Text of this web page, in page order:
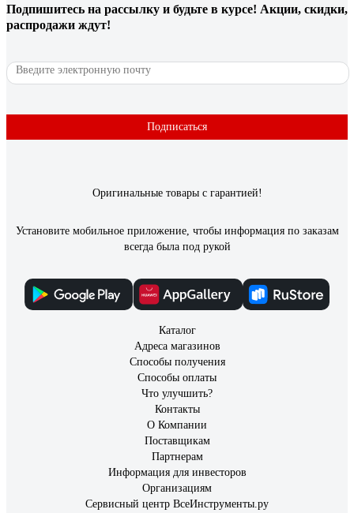
Подпишитесь на рассылку и будьте в курсе! Акции, скидки,
распродажи ждут!
Подписаться
Оригинальные товары с гарантией!
Установите мобильное приложение, чтобы информация по заказам
всегда была под рукой
Каталог
Адреса магазинов
Способы получения
Способы оплаты
Что улучшить?
Контакты
О Компании
Поставщикам
Партнерам
Информация для инвесторов
Организациям
Сервисный центр ВсеИнструменты.ру